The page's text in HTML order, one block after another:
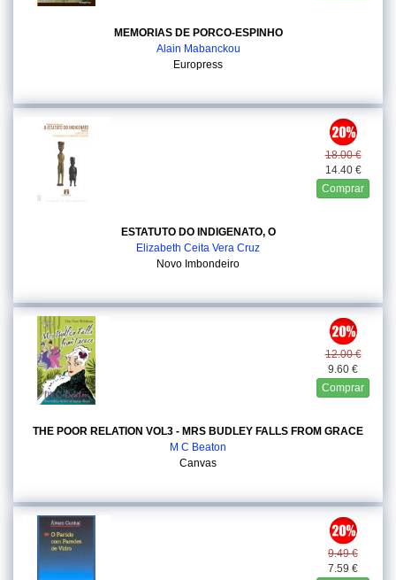
MEMORIAS DE PORCO-ESPINHO
Alain Mabanckou
Europress
18.00 €
14.40 €
Comprar
ESTATUTO DO INDIGENATO, O
Elizabeth Ceita Vera Cruz
Novo Imbondeiro
12.00 €
9.60 €
Comprar
THE POOR RELATION VOL3 - MRS BUDLEY FALLS FROM GRACE
M C Beaton
Canvas
9.49 €
7.59 €